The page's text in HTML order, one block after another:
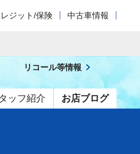
ジット/保険 中古車情報
ッフ紹介 お店ブログ
リコール等情報